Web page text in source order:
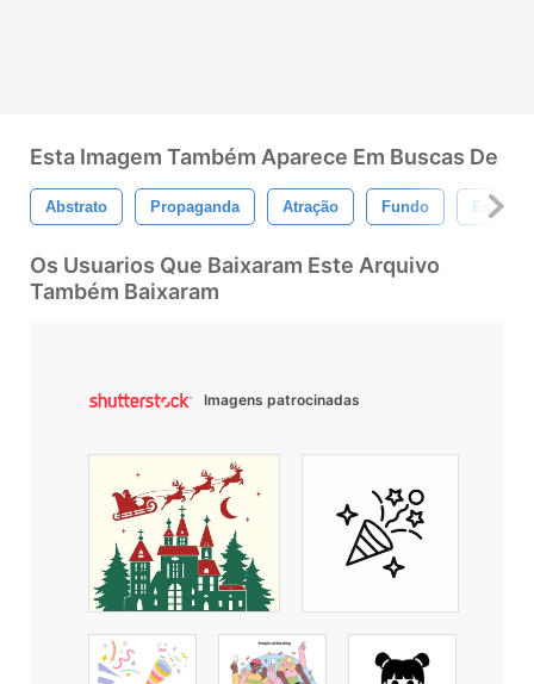
Esta Imagem Também Aparece Em Buscas De
Abstrato Propaganda Atração Fundo
Os Usuarios Que Baixaram Este Arquivo
Também Baixaram
Imagens patrocinadas